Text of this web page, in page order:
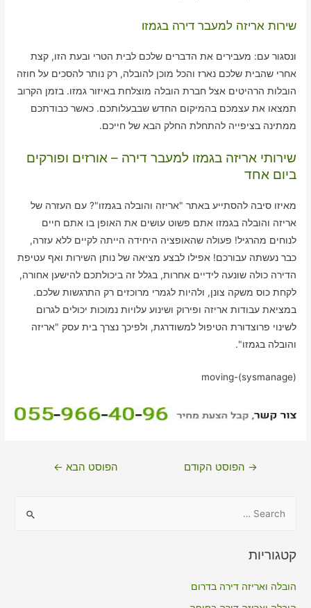
שירות אריזה למעבר דירה בגמזו
ונסגור עם: מעבירים את הדברים שלכם לבית הטרי ובעת הזו, קצת
אחרי שהבית שלכם נארז והכל מוכן להובלה, רק נותר להסכים על חוזה
הובלות הרהיטים אצל חברת הובלה מוצלחת באיזור גמזו. בזמן הקרוב
תמצאו את עצמכם בהמיקום החדש שבבעלותכם. כאשר כבודתכם
ממתינה בציפייה להתחלת החלק הבא של חייכם.
שירותי אריזה בגמזו למעבר דירה – אורזים ופורקים
ביום אחד
מאיזו סיבה להסתייע באתר "אריזה והובלה בגמזו"? עם העזרה של
אריזה והובלה בגמזו אתם פשוט עושים את האופן בו אתם חיים
לנוחים מהרגיל! פעולה שהאופציה היחידה הייתה לקיים ללא עזרה,
כבר נעשתה עבורכם! אפילו לבצע מציאה של נותן השירות ואף עטיפת
הדירה כולה שונעה לידיים אחרות, בגלל זה ביכולתכם להישען אחורה,
לקחת כוס משקה צונן, ולהיות לגמרי מרוכזים רק התרגשות שלכם.
במציאת עבודות אריזה ופירוק ושינוע עלויות נמוכות יכולים לגרום
לשינוי פרוצדורת הטיפול למשודרגת, ולפיכך נצרך בית עסק "אריזה
והובלה בגמזו".
moving-(sysmanage)
ניווט→ הפוסט הקודם הפוסט הבא ←
r
קטגוריות
הובלה ואריזה דירה בדרום